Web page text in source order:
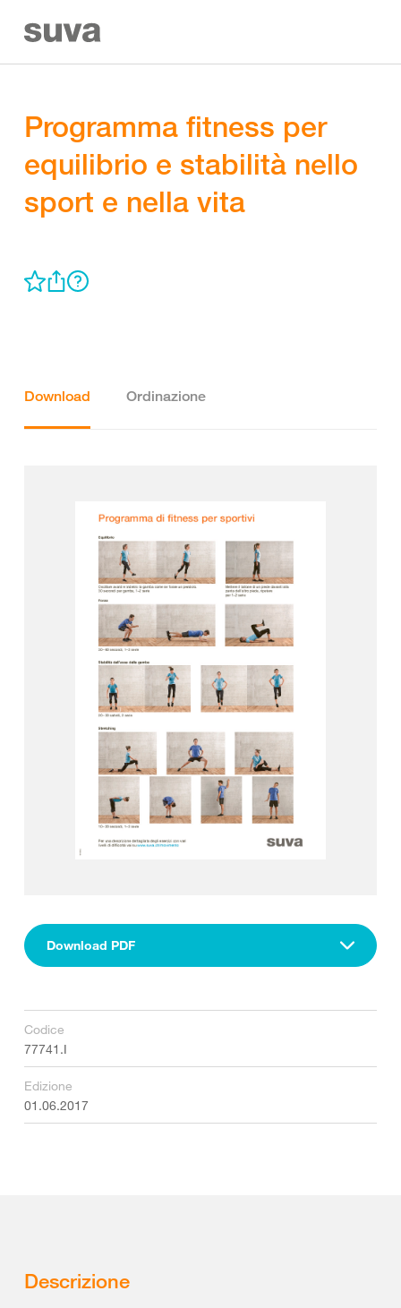
Programma fitness per
equilibrio e stabilità nello
sport e nella vita
Download Ordinazione
Download PDF
Codice
77741.I
Edizione
01.06.2017
Descrizione